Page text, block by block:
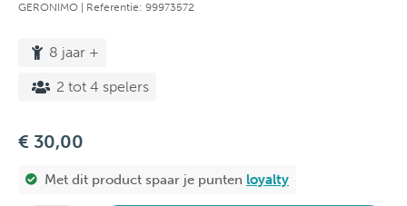
GERONIMO | Referentie: 99973572
8 jaar +
2 tot 4 spelers
€ 30,00
Met dit product spaar je punten loyalty